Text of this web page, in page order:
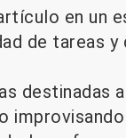
en un
de tareas y
destinadas